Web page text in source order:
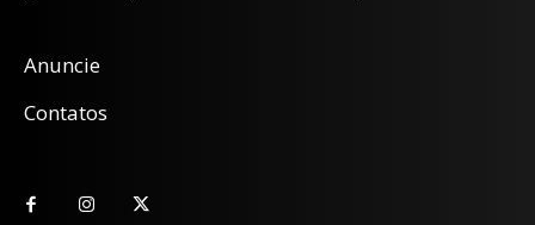
Anuncie
Contatos